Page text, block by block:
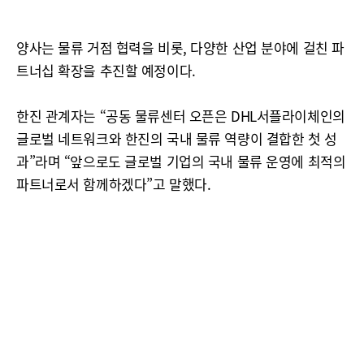
양사는 물류 거점 협력을 비롯, 다양한 산업 분야에 걸친 파
트너십 확장을 추진할 예정이다.
한진 관계자는 “공동 물류센터 오픈은 DHL서플라이체인의
글로벌 네트워크와 한진의 국내 물류 역량이 결합한 첫 성
과”라며 “앞으로도 글로벌 기업의 국내 물류 운영에 최적의
파트너로서 함께하겠다”고 말했다.